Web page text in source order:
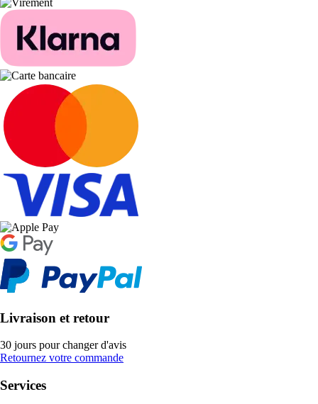
Livraison et retour
30 jours pour changer d'avis
Retournez votre commande
Services